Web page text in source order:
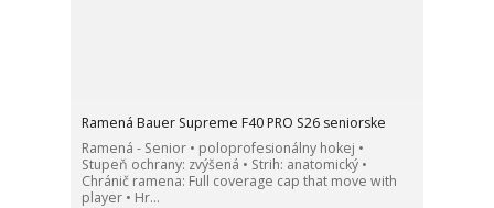
Ramená Bauer Supreme F40 PRO S26 seniorske
Ramená - Senior • poloprofesionálny hokej •
Stupeň ochrany: zvýšená • Strih: anatomický •
Chránič ramena: Full coverage cap that move with
player • Hr...